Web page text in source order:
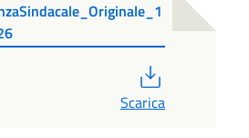
Scarica